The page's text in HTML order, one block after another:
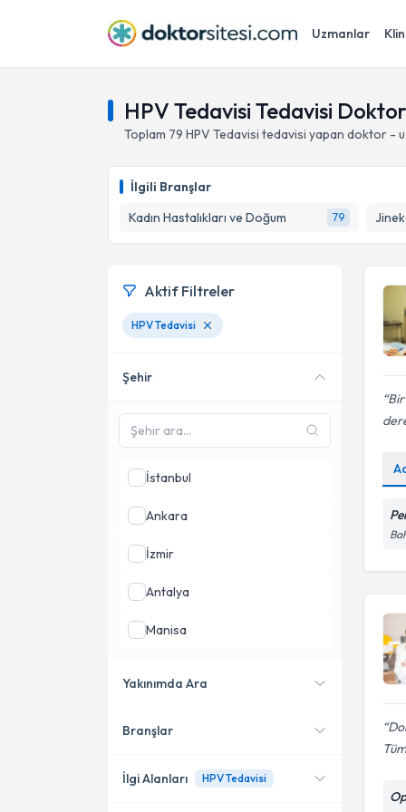
Uzmanlar
HPV Tedavisi Tedavisi
Toplam 79 HPV Tedavisi tedavisi yapan doktor -
İlgili Branşlar
Kadın Hastalıkları ve Doğum
79
Bir
Aktif Filtreler
HPV Tedavisi
Şehir
İstanbul
Ankara
İzmir
Antalya
Manisa
Yakınımda Ara
Konumuma yakın uzmanları
Branşlar
İlgi Alanları HPV Tedavisi